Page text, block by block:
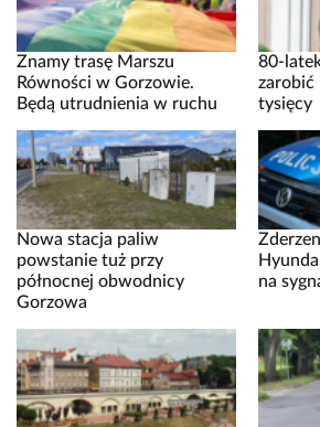
Znamy trasę Marszu
Równości w Gorzowie.
Będą utrudnienia w ruchu
80-
zarobić
tysięcy
Nowa stacja paliw
powstanie tuż przy
północnej obwodnicy
Gorzowa
na